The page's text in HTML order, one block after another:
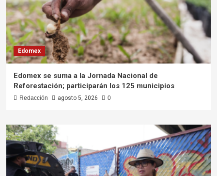
Edomex
Edomex se suma a la Jornada Nacional de
Reforestación; participarán los 125 municipios
Redacción agosto 5, 2026 0